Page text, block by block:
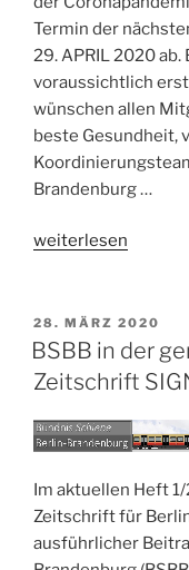
Termin der
29. APRIL 2020
voraussichtlich
wünschen allen
beste Gesundheit,
Brandenburg …
„BSBB
Termine
verschoben!“
weiterlesen
VERÖFFENTLICHT
AM
28. MÄRZ 2020
BSBB in der
Zeitschrift
Im aktuellen Heft
Zeitschrift für
ausführlicher